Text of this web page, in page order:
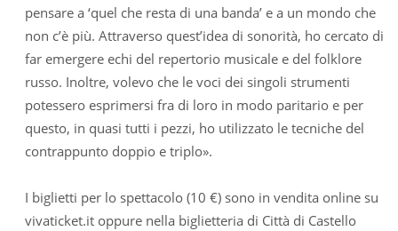
pensare a ‘quel che resta di una banda’ e a un mondo che
non c’è più. Attraverso quest’idea di sonorità, ho cercato di
far emergere echi del repertorio musicale e del folklore
russo. Inoltre, volevo che le voci dei singoli strumenti
potessero esprimersi fra di loro in modo paritario e per
questo, in quasi tutti i pezzi, ho utilizzato le tecniche del
contrappunto doppio e triplo».
I biglietti per lo spettacolo (10 €) sono in vendita online su
vivaticket.it oppure nella biglietteria di Città di Castello